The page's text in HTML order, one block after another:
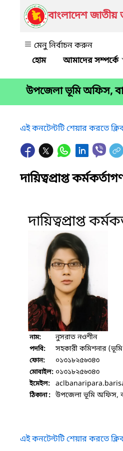
বাংলাদেশ জাতীয়
মেনু নির্বাচন করুন
আমাদের সম্পর্কে
উপজেলা ভূমি অফিস,
এই কনটেন্টটি শেয়ার করতে
দায়িত্বপ্রাপ্ত
দায়িত্বপ্রাপ্ত
নাম: নুসরাত নওশীন
পদবি: সহকারী কমিশনার
ফোন: ০১৩১৮২৫৬৩৪৩
মোবাইল: ০১৩১৮২৫৬৩৪৩
ইমেইল:
ঠিকানা : উপজেলা ভূমি অফিস,
এই কনটেন্টটি শেয়ার করতে